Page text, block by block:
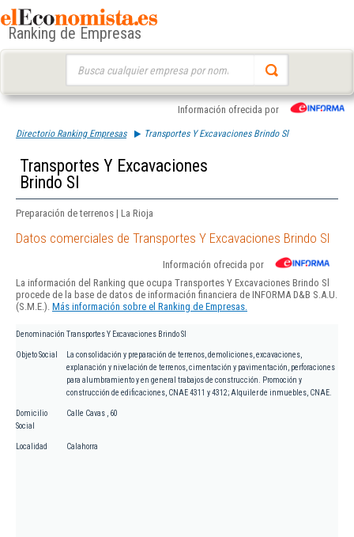
Ranking de Empresas
Información ofrecida por
Directorio Ranking Empresas Transportes Y Excavaciones Brindo Sl
Transportes Y Excavaciones
Brindo Sl
Preparación de terrenos | La Rioja
Datos comerciales de Transportes Y Excavaciones Brindo Sl
Información ofrecida por
La información del Ranking que ocupa Transportes Y Excavaciones Brindo Sl
procede de la base de datos de información financiera de INFORMA D&B S.A.U.
(S.M.E.). Más información sobre el Ranking de Empresas.
Denominación Transportes Y Excavaciones Brindo Sl
Objeto Social
La consolidación y preparación de terrenos, demoliciones, excavaciones,
explanación y nivelación de terrenos, cimentación y pavimentación, perforaciones
para alumbramiento y en general trabajos de construcción. Promoción y
construcción de edificaciones, CNAE 4311 y 4312; Alquiler de inmuebles, CNAE.
Domicilio
Social
Calle Cavas , 60
Localidad Calahorra